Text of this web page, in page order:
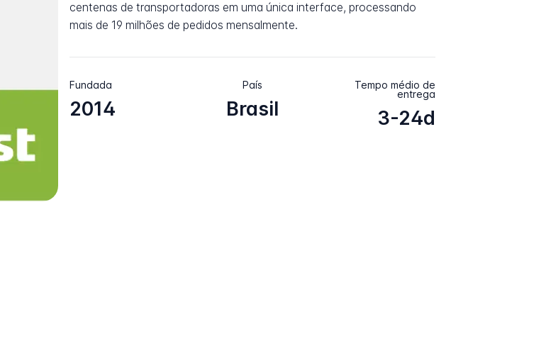
centenas de transportadoras em uma única interface, processando
mais de 19 milhões de pedidos mensalmente.
Fundada
2014
País
Brasil
Tempo médio de
entrega
3-24d